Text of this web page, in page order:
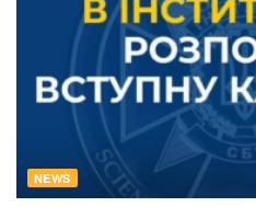
NEWS